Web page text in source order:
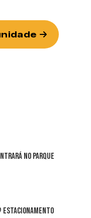
no parque
estacionamento